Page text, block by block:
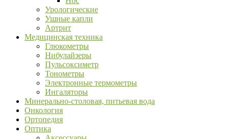
Урологические
Ушные капли
Артрит
Медицинская техника
Глюкометры
Нибулайзеры
Пульсоксиметр
Тонометры
Электронные термометры
Ингаляторы
Минерально-столовая, питьевая вода
Онкология
Ортопедия
Оптика